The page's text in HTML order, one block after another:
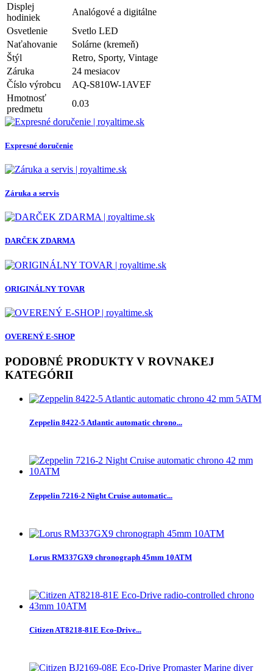
Displej
hodiniek
Analógové a digitálne
Osvetlenie
Svetlo LED
Naťahovanie
Solárne (kremeň)
Štýl
Retro, Sporty, Vintage
Záruka
24 mesiacov
Číslo výrobcu
AQ-S810W-1AVEF
Hmotnosť
predmetu
0.03
Expresné doručenie
Záruka a servis
DARČEK ZDARMA
ORIGINÁLNY TOVAR
OVERENÝ E-SHOP
PODOBNÉ PRODUKTY V ROVNAKEJ
KATEGÓRII
Zeppelin 8422-5 Atlantic automatic chrono...
Zeppelin 7216-2 Night Cruise automatic...
Lorus RM337GX9 chronograph 45mm 10ATM
Citizen AT8218-81E Eco-Drive...